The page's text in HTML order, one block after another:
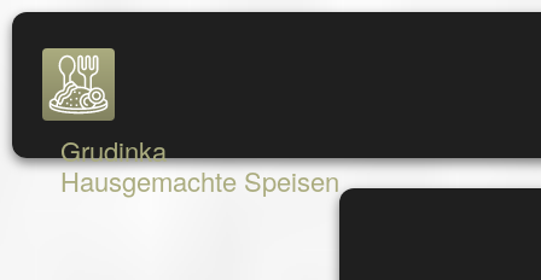
Grudinka
Hausgemachte Speisen